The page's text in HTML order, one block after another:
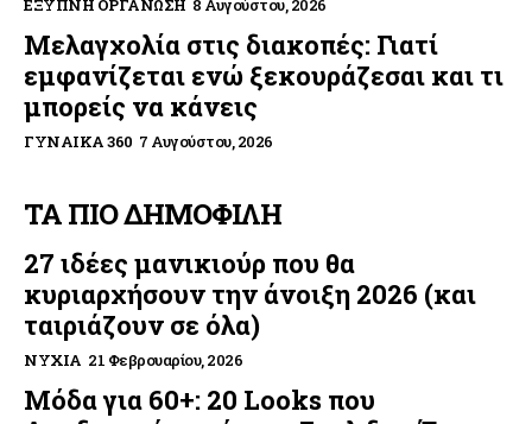
ΈΞΥΠΝΗ ΟΡΓΆΝΩΣΗ 8 Αυγούστου, 2026
Μελαγχολία στις διακοπές: Γιατί
εμφανίζεται ενώ ξεκουράζεσαι και τι
μπορείς να κάνεις
ΓΥΝΑΊΚΑ 360 7 Αυγούστου, 2026
ΤΑ ΠΙΟ ΔΗΜΟΦΙΛΗ
27 ιδέες μανικιούρ που θα
κυριαρχήσουν την άνοιξη 2026 (και
ταιριάζουν σε όλα)
ΝΎΧΙΑ 21 Φεβρουαρίου, 2026
Μόδα για 60+: 20 Looks που